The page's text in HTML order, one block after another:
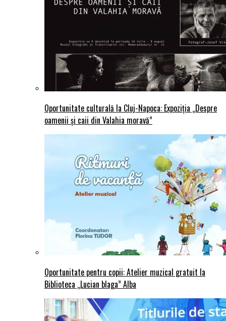
Oportunitate culturală la Cluj-Napoca: Expoziția „Despre
oamenii și caii din Valahia moravă”
Oportunitate pentru copii: Atelier muzical gratuit la
Biblioteca „Lucian blaga” Alba